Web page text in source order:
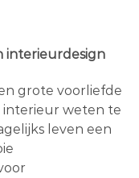
interieurdesign
grote voorliefde
interieur weten te
leven een